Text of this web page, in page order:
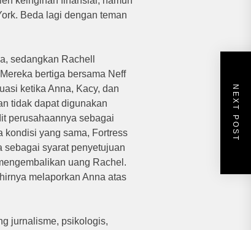
Beda lagi dengan teman
sedangkan Rachell
Mereka bertiga bersama Neff
ketika Anna, Kacy, dan
tidak dapat digunakan
perusahaannya sebagai
kondisi yang sama, Fortress
sebagai syarat penyetujuan
uang Rachel.
melaporkan Anna atas
jurnalisme, psikologis,
NEXT POST